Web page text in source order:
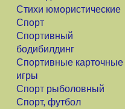
Стихи юмористические
Спорт
Спортивный
бодибилдинг
Спортивные карточные
игры
Спорт рыболовный
Спорт, футбол